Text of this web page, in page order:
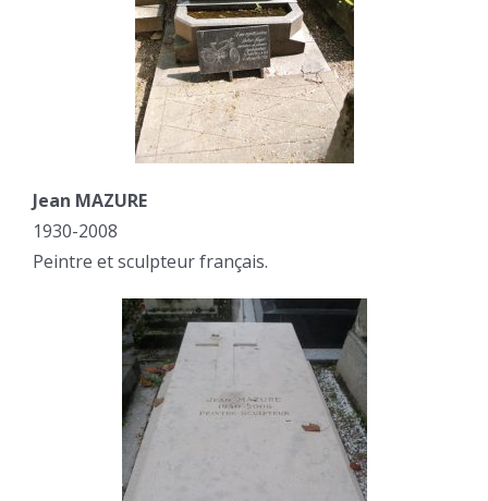
Jean MAZURE
1930-2008
Peintre et sculpteur français.